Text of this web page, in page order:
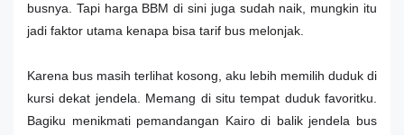
busnya. Tapi harga BBM di sini juga sudah naik, mungkin itu
jadi faktor utama kenapa bisa tarif bus melonjak.
Karena bus masih terlihat kosong, aku lebih memilih duduk di
kursi dekat jendela. Memang di situ tempat duduk favoritku.
Bagiku menikmati pemandangan Kairo di balik jendela bus